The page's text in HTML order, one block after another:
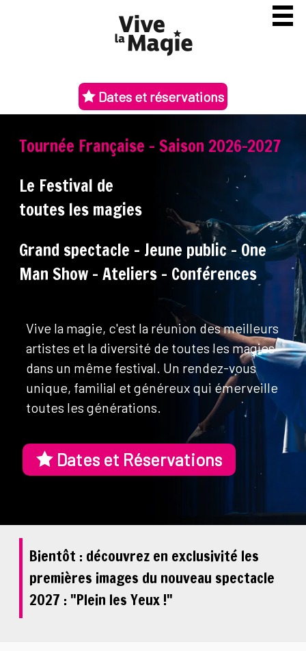
Dates et réservations
Tournée Française - Saison 2026-2027
Le Festival de
toutes les magies
Grand spectacle - Jeune public - One
Man Show - Ateliers - Conférences
Vive la magie, c'est la réunion des meilleurs
artistes et la diversité de toutes les magies
dans un même festival. Un rendez-vous
unique, familial et généreux qui émerveille
toutes les générations.
Dates et Réservations
Bientôt : découvrez en exclusivité les
premières images du nouveau spectacle
2027 : "Plein les Yeux !"